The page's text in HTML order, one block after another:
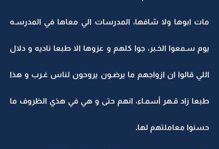
مات ابوها ولا شافها، المدرسات الي معاها في المدرسـه
يوم سـمعوا الخـبر، جوا كلهم و عزوها الا طبعا ناديه و دلال
اللي قالوا ان ازواجهم ما يرضـون يروحون لناس غـرب و هذا
طبعا زاد قـهر أسمـاء، انهم حتى و هي في هذي الظروف ما
حسنوا معاملتهم لها.